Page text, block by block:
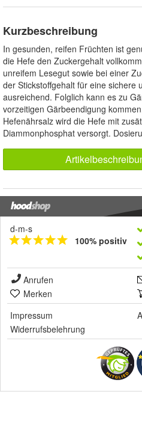
Kurzbeschreibung
In gesunden, reifen Früchten ist
die Hefe den Zuckergehalt
unreifem Lesegut sowie bei einer
der Stickstoffgehalt für eine sichere
ausreichend. Folglich kann es zu
vorzeitigen Gärbeendigung
Hefenährsalz wird die Hefe mit
Diammonphosphat versorgt.
d-m-s
100% positiv
Anrufen
Merken
Impressum
Widerrufsbelehrung